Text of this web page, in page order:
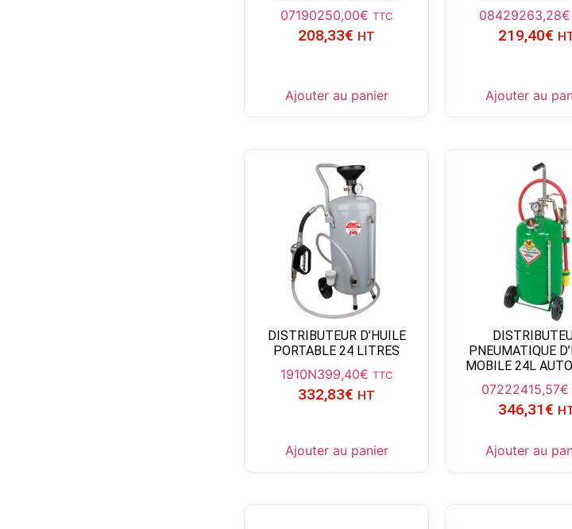
07190250,00€ TTC
208,33€ HT
Ajouter au panier
08429263,28€
219,40€
Ajouter au
DISTRIBUTEUR D’HUILE
PORTABLE 24 LITRES
1910N399,40€ TTC
332,83€ HT
Ajouter au panier
PNEUMATIQUE
MOBILE 24L
07222415,57€
346,31€
Ajouter au